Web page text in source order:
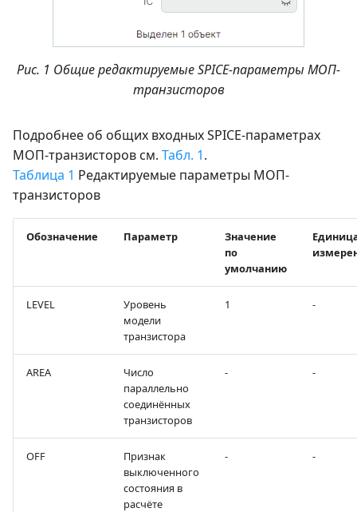
Рис. 1 Общие редактируемые SPICE-параметры МОП-
транзисторов
Подробнее об общих входных SPICE-параметрах
МОП-транзисторов см. Табл. 1.
Таблица 1 Редактируемые параметры МОП-
транзисторов
Обозначение Параметр
Значение
по
умолчанию
LEVEL
Уровень
модели
транзистора
1 -
AREA
Число
параллельно
соединённых
транзисторов
- -
OFF
Признак
выключенного
состояния в
расчёте
- -